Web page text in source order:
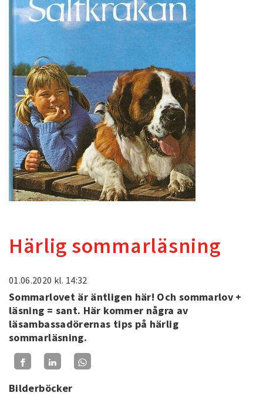
Härlig sommarläsning
01.06.2020 kl. 14:32
Sommarlovet är äntligen här! Och sommarlov +
läsning = sant. Här kommer några av
läsambassadörernas tips på härlig
sommarläsning.
Bilderböcker